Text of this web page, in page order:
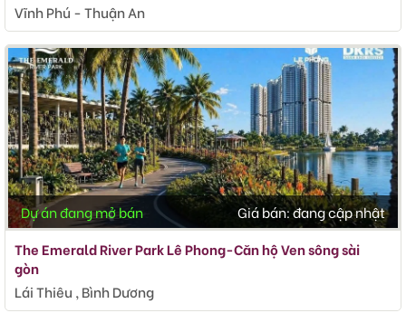
Vĩnh Phú - Thuận An
Dự án đang mở bán Giá bán:đang cập nhật
The Emerald River Park Lê Phong-Căn hộ Ven sông sài
gòn
Lái Thiêu , Bình Dương